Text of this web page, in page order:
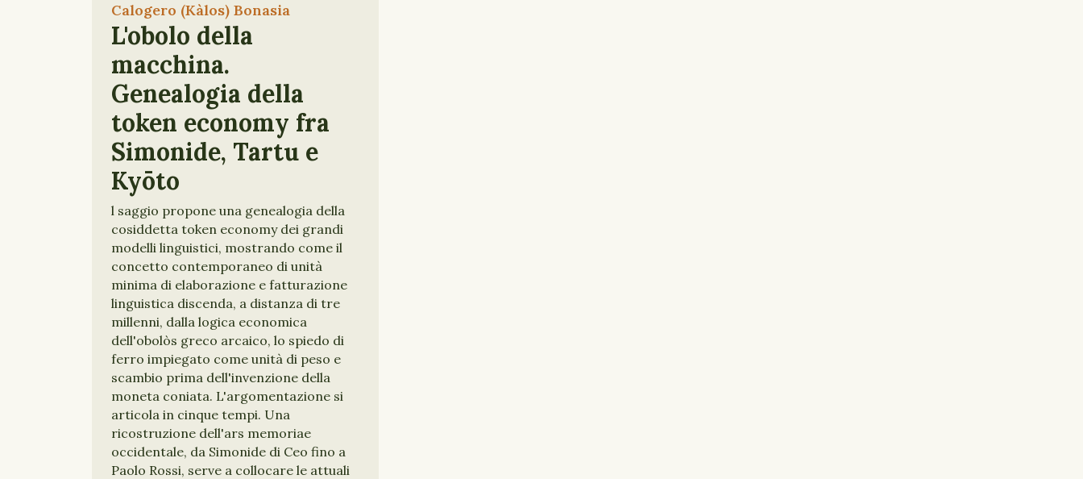
Calogero (Kàlos) Bonasia
L'obolo della
macchina.
Genealogia della
token economy fra
Simonide, Tartu e
Kyōto
l saggio propone una genealogia della
cosiddetta token economy dei grandi
modelli linguistici, mostrando come il
concetto contemporaneo di unità
minima di elaborazione e fatturazione
linguistica discenda, a distanza di tre
millenni, dalla logica economica
dell'obolòs greco arcaico, lo spiedo di
ferro impiegato come unità di peso e
scambio prima dell'invenzione della
moneta coniata. L'argomentazione si
articola in cinque tempi. Una
ricostruzione dell'ars memoriae
occidentale, da Simonide di Ceo fino a
Paolo Rossi, serve a collocare le attuali